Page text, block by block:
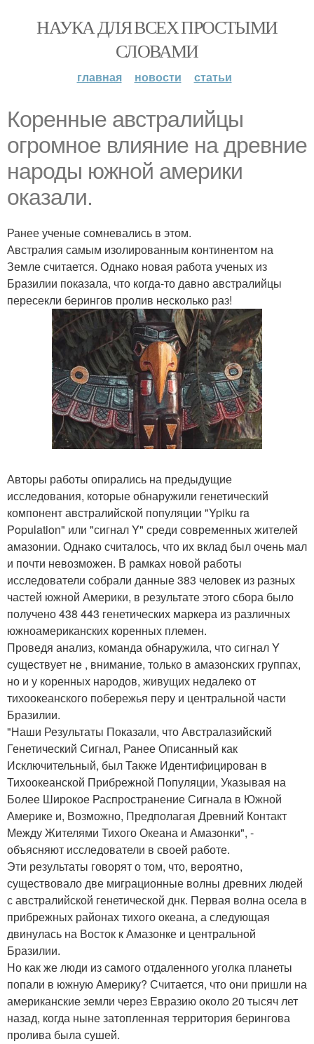
НАУКА ДЛЯ ВСЕХ ПРОСТЫМИ
СЛОВАМИ
главная новости статьи
Коренные австралийцы
огромное влияние на древние
народы южной америки
оказали.
Ранее ученые сомневались в этом.
Австралия самым изолированным континентом на
Земле считается. Однако новая работа ученых из
Бразилии показала, что когда-то давно австралийцы
пересекли берингов пролив несколько раз!
Авторы работы опирались на предыдущие
исследования, которые обнаружили генетический
компонент австралийской популяции "Ypiku ra
Population" или "сигнал Y" среди современных жителей
амазонии. Однако считалось, что их вклад был очень мал
и почти невозможен. В рамках новой работы
исследователи собрали данные 383 человек из разных
частей южной Америки, в результате этого сбора было
получено 438 443 генетических маркера из различных
южноамериканских коренных племен.
Проведя анализ, команда обнаружила, что сигнал Y
существует не , внимание, только в амазонских группах,
но и у коренных народов, живущих недалеко от
тихоокеанского побережья перу и центральной части
Бразилии.
"Наши Результаты Показали, что Австралазийский
Генетический Сигнал, Ранее Описанный как
Исключительный, был Также Идентифицирован в
Тихоокеанской Прибрежной Популяции, Указывая на
Более Широкое Распространение Сигнала в Южной
Америке и, Возможно, Предполагая Древний Контакт
Между Жителями Тихого Океана и Амазонки", -
объясняют исследователи в своей работе.
Эти результаты говорят о том, что, вероятно,
существовало две миграционные волны древних людей
с австралийской генетической днк. Первая волна осела в
прибрежных районах тихого океана, а следующая
двинулась на Восток к Амазонке и центральной
Бразилии.
Но как же люди из самого отдаленного уголка планеты
попали в южную Америку? Считается, что они пришли на
американские земли через Евразию около 20 тысяч лет
назад, когда ныне затопленная территория берингова
пролива была сушей.